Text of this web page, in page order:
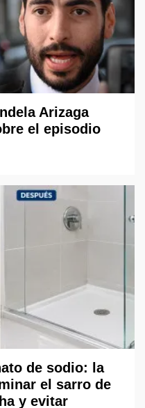
Arizaga
el episodio
de sodio: la
el sarro de
y evitar